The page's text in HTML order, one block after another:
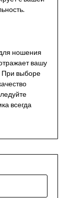
ношения
вашу
При выборе
всегда